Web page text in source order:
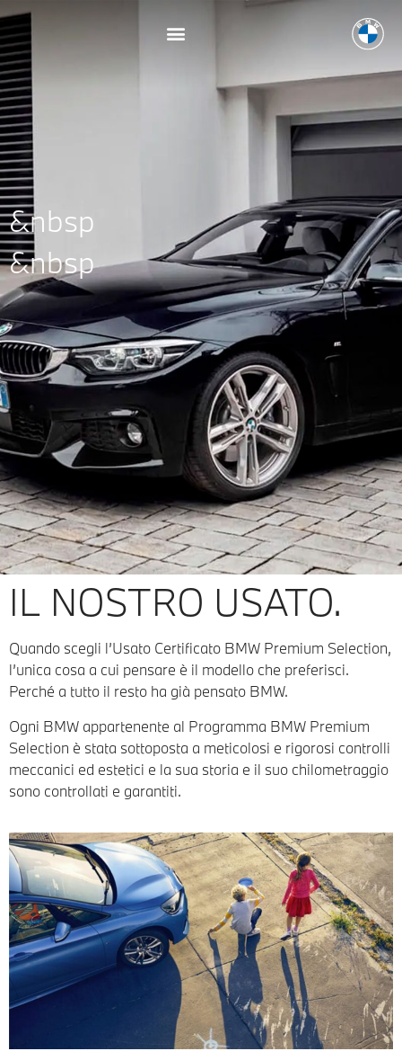
&nbsp
&nbsp
IL NOSTRO USATO.
Quando scegli l’Usato Certificato BMW Premium Selection,
l’unica cosa a cui pensare è il modello che preferisci.
Perché a tutto il resto ha già pensato BMW.
Ogni BMW appartenente al Programma BMW Premium
Selection è stata sottoposta a meticolosi e rigorosi controlli
meccanici ed estetici e la sua storia e il suo chilometraggio
sono controllati e garantiti.